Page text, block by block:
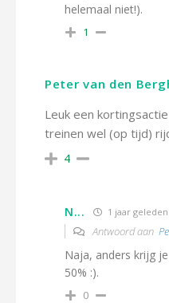
helemaal niet!).
1
Peter van den
Leuk een
treinen wel (op tijd)
4
N... 1 jaar geleden
Antwoord aan
Naja, anders krijg
50% :).
0